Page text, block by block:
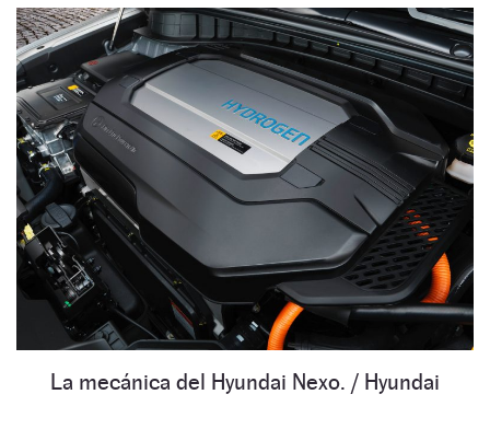
La mecánica del Hyundai Nexo. / Hyundai